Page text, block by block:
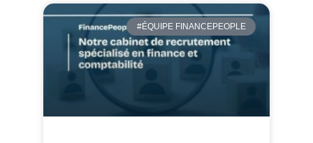
#ÉQUIPE FINANCEPEOPLE